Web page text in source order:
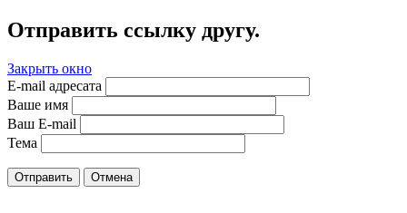
Отправить ссылку другу.
Закрыть окно
E-mail адресата
Ваше имя
Ваш E-mail
Тема
Отправить Отмена